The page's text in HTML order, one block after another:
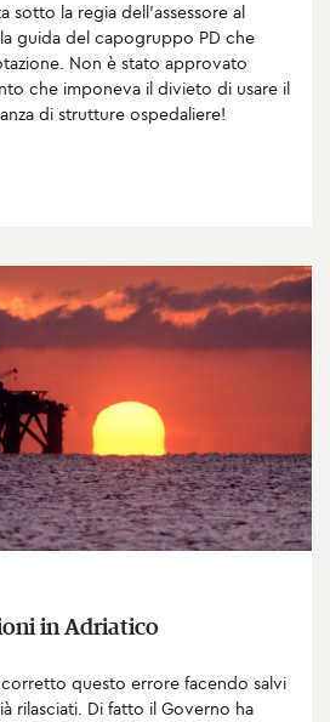
sotto la regia dell’assessore al
guida del capogruppo PD che
Non è stato approvato
che imponeva il divieto di usare il
di strutture ospedaliere!
in Adriatico
questo errore facendo salvi
rilasciati. Di fatto il Governo ha